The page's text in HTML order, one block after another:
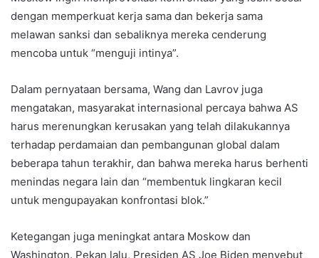
dengan memperkuat kerja sama dan bekerja sama
melawan sanksi dan sebaliknya mereka cenderung
mencoba untuk “menguji intinya”.
Dalam pernyataan bersama, Wang dan Lavrov juga
mengatakan, masyarakat internasional percaya bahwa AS
harus merenungkan kerusakan yang telah dilakukannya
terhadap perdamaian dan pembangunan global dalam
beberapa tahun terakhir, dan bahwa mereka harus berhenti
menindas negara lain dan “membentuk lingkaran kecil
untuk mengupayakan konfrontasi blok.”
Ketegangan juga meningkat antara Moskow dan
Washington. Pekan lalu, Presiden AS Joe Biden menyebut